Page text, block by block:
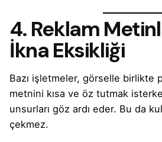
4. Reklam
İkna Eksikliği
Bazı işletmeler, görselle birlikte
metnini kısa ve öz tutmak
unsurları göz ardı eder. Bu da
çekmez.